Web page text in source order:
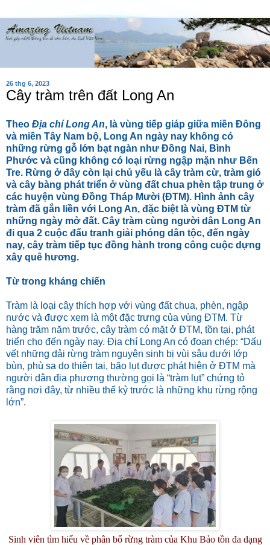
26 thg 6, 2023
Cây tràm trên đất Long An
Theo Địa chí Long An, là vùng tiếp giáp giữa miền Đông
và miền Tây Nam bộ, Long An ngày nay không có
những rừng gỗ lớn bạt ngàn như Đồng Nai, Bình
Phước và cũng không có loại rừng ngập mặn như Bến
Tre. Rừng ở đây còn lại chủ yếu là cây tràm cừ, tràm gió
và cây bàng phát triển ở vùng đất chua phèn tập trung ở
các huyện vùng Đồng Tháp Mười (ĐTM). Hình ảnh cây
tràm đã gắn liền với Long An, đặc biệt là vùng ĐTM từ
những ngày mở đất. Cây tràm cùng người dân Long An
đi qua 2 cuộc đấu tranh giải phóng dân tộc, đến ngày
nay, cây tràm tiếp tục đồng hành trong công cuộc dựng
xây quê hương.
Từ trong kháng chiến
Tràm là loại cây thích hợp với vùng đất chua, phèn, ngập
nước và được xem là một đặc trưng của vùng ĐTM. Từ
hàng trăm năm trước, cây tràm có mặt ở ĐTM, tồn tại, phát
triển cho đến ngày nay. Địa chí Long An có đoạn chép: “Dấu
vết những dải rừng tràm nguyên sinh bị vùi sâu dưới lớp
bùn, phù sa do thiên tai, bão lụt được phát hiện ở ĐTM mà
người dân địa phương thường gọi là “tràm lụt” chứng tỏ
rằng nơi đây, từ nhiều thế kỷ trước là những khu rừng rộng
lớn”.
Sinh viên tìm hiểu về phân bố rừng tràm của Khu Bảo tồn đa dạng